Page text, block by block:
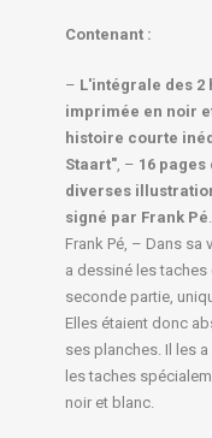
Contenant :
– L'intégrale des 2
imprimée en noir
histoire courte
Staart", – 16
diverses
signé par Frank Pé
Frank Pé, – Dans sa
a dessiné les
seconde partie,
Elles étaient donc
ses planches. Il les
les taches
noir et blanc.